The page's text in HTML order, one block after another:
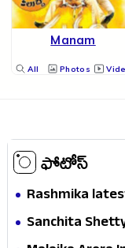
Manam
All Photos
ఫోటోస్
Rashmika
Sanchita